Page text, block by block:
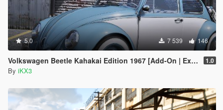
5.0 7 539 146
Volkswagen Beetle Kahakai Edition 1967 [Add-On | Extras] 1.0
By iKX3